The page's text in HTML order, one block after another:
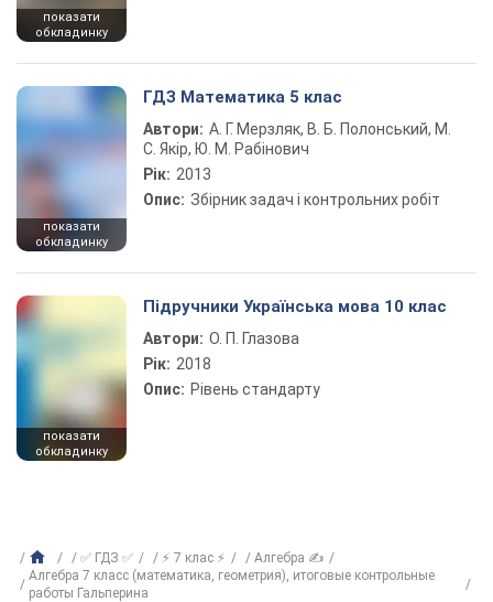
показати
обкладинку
показати
обкладинку
ГДЗ Математика 5 клас
Автори: А. Г. Мерзляк, В. Б. Полонський, М.
С. Якір, Ю. М. Рабінович
Рік: 2013
Опис: Збірник задач і контрольних робіт
показати
обкладинку
Підручники Українська мова 10 клас
Автори: О. П. Глазова
Рік: 2018
Опис: Рівень стандарту
✅ ГДЗ ✅ ⚡ 7 клас ⚡
Алгебра ✍
Алгебра 7 класс (математика, геометрия), итоговые контрольные
работы Гальперина